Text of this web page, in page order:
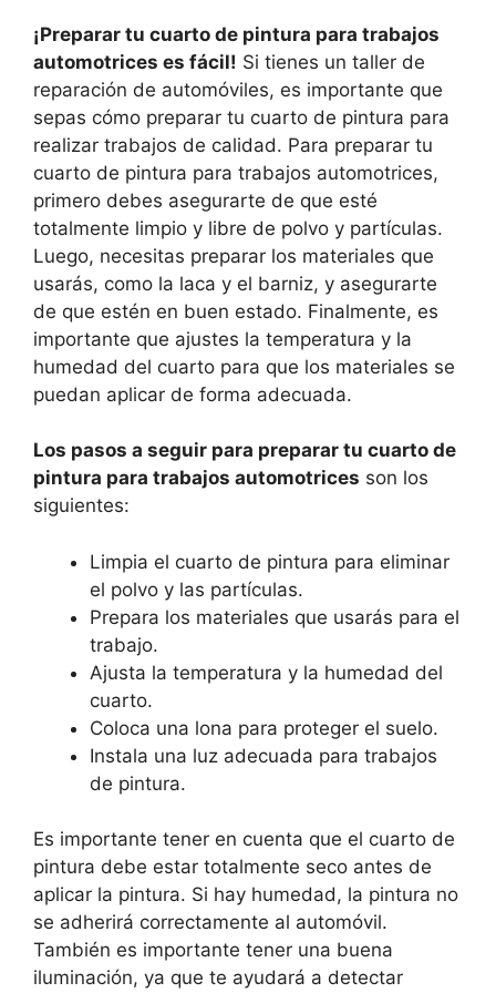
¡Preparar tu cuarto de pintura para trabajos
automotrices es fácil! Si tienes un taller de
reparación de automóviles, es importante que
sepas cómo preparar tu cuarto de pintura para
realizar trabajos de calidad. Para preparar tu
cuarto de pintura para trabajos automotrices,
primero debes asegurarte de que esté
totalmente limpio y libre de polvo y partículas.
Luego, necesitas preparar los materiales que
usarás, como la laca y el barniz, y asegurarte
de que estén en buen estado. Finalmente, es
importante que ajustes la temperatura y la
humedad del cuarto para que los materiales se
puedan aplicar de forma adecuada.
Los pasos a seguir para preparar tu cuarto de
pintura para trabajos automotrices son los
siguientes:
Limpia el cuarto de pintura para eliminar
el polvo y las partículas.
Prepara los materiales que usarás para el
trabajo.
Ajusta la temperatura y la humedad del
cuarto.
Coloca una lona para proteger el suelo.
Instala una luz adecuada para trabajos
de pintura.
Es importante tener en cuenta que el cuarto de
pintura debe estar totalmente seco antes de
aplicar la pintura. Si hay humedad, la pintura no
se adherirá correctamente al automóvil.
También es importante tener una buena
iluminación, ya que te ayudará a detectar